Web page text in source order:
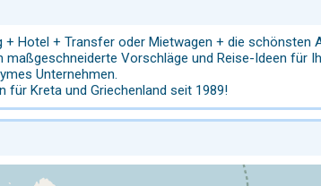
+ Hotel + Transfer oder Mietwagen + die schönsten
maßgeschneiderte Vorschläge und Reise-Ideen für
Unternehmen.
für Kreta und Griechenland seit 1989!